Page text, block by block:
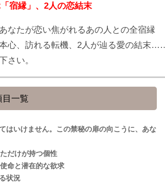
宿縁」、2人の恋結末
たが恋い焦がれるあの人との全宿縁
心、訪れる転機、2人が辿る愛の結末……
さい。
目一覧
はいけません。この禁秘の扉の向こうに、あな
だけが持つ個性
命と潜在的な欲求
状況